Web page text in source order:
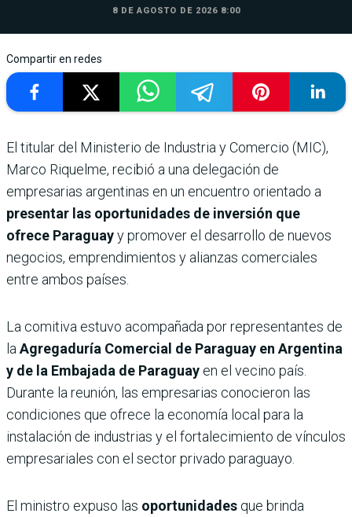
8 DE AGOSTO DE 2026 8:00
Compartir en redes
El titular del Ministerio de Industria y Comercio (MIC),
Marco Riquelme, recibió a una delegación de
empresarias argentinas en un encuentro orientado a
presentar las oportunidades de inversión que
ofrece Paraguayy promover el desarrollo de nuevos
negocios, emprendimientos y alianzas comerciales
entre ambos países.
La comitiva estuvo acompañada por representantes de
la Agregaduría Comercial de Paraguay en Argentina
y de la Embajada de Paraguay en el vecino país.
Durante la reunión, las empresarias conocieron las
condiciones que ofrece la economía local para la
instalación de industrias y el fortalecimiento de vínculos
empresariales con el sector privado paraguayo.
El ministro expuso las oportunidades que brinda